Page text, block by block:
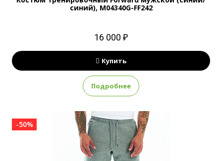
синий), M04340G-FF242
16 000 ₽
Купить
Подробнее
-50%